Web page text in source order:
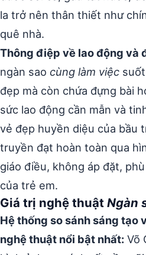
la trở nên thân thiết như
quê nhà.
Thông điệp về lao động và
ngàn sao cùng làm việc
đẹp mà còn chứa đựng bài
sức lao động cần mẫn và
vẻ đẹp huyền diệu của bầu
truyền đạt hoàn toàn qua
giáo điều, không áp đặt,
của trẻ em.
Giá trị nghệ thuật Ngàn
Hệ thống so sánh sáng tạo
nghệ thuật nổi bật nhất: Võ